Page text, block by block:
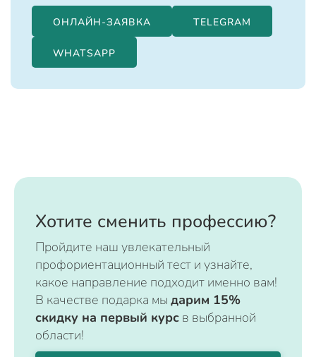
ОНЛАЙН-ЗАЯВКА TELEGRAM
WHATSAPP
Хотите сменить профессию?
Пройдите наш увлекательный
профориентационный тест и узнайте,
какое направление подходит именно вам!
В качестве подарка мы дарим 15%
скидку на первый курс в выбранной
области!